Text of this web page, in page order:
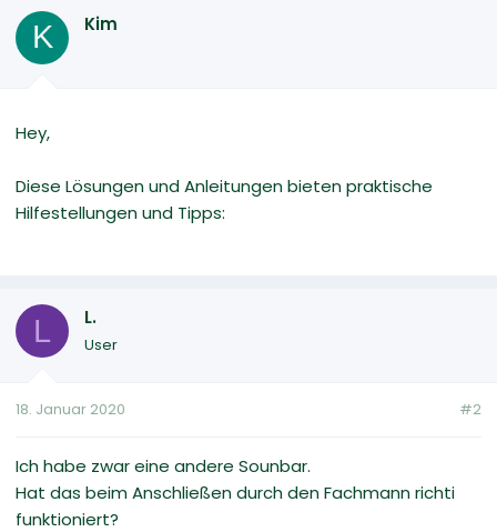
K Kim
Hey,
Diese Lösungen und Anleitungen bieten praktische
Hilfestellungen und Tipps:
L L.
User
18. Januar 2020 #2
Ich habe zwar eine andere Sounbar.
Hat das beim Anschließen durch den Fachmann richti
funktioniert?